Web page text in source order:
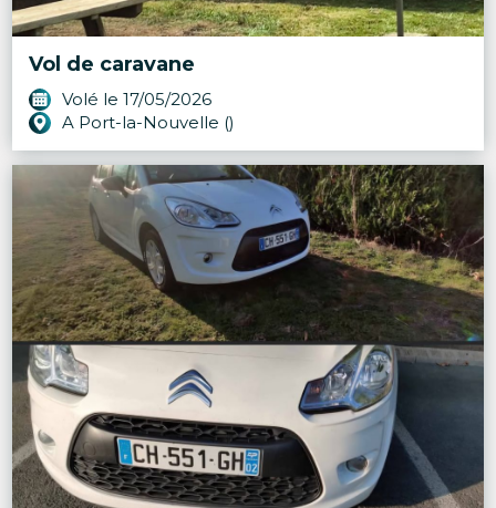
Vol de caravane
Volé le 17/05/2026
A Port-la-Nouvelle ()